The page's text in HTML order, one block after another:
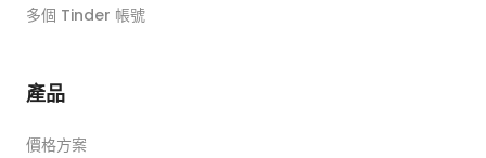
多個 Tinder 帳號
產品
價格方案